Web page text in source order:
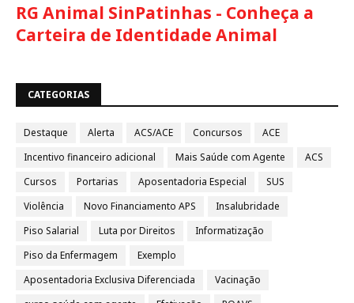
RG Animal SinPatinhas - Conheça a
Carteira de Identidade Animal
CATEGORIAS
Destaque Alerta ACS/ACE Concursos
ACE
Incentivo financeiro adicional
Mais Saúde com Agente
ACS
Cursos
Portarias Aposentadoria Especial
SUS
Violência
Novo Financiamento APS
Insalubridade
Piso Salarial
Luta por Direitos
Informatização
Piso da Enfermagem
Exemplo
Aposentadoria Exclusiva Diferenciada
Vacinação